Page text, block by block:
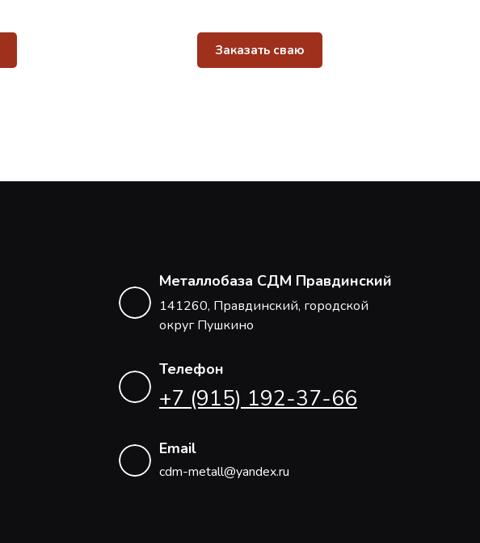
Заказать сваю
Металлобаза СДМ Правдинский
141260, Правдинский, городской
округ Пушкино
Телефон
+7 (915) 192-37-66
Email
cdm-metall@yandex.ru